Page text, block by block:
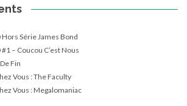
Série James Bond
– Coucou C’est Nous
Fin
Vous : The Faculty
Vous : Megalomaniac